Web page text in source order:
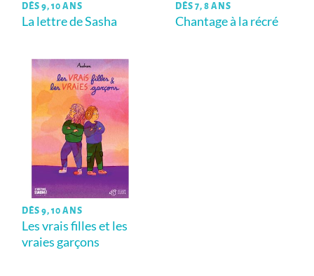
DÈS 9, 10 ANS
La lettre de Sasha
DÈS 7, 8 ANS
Chantage à la récré
DÈS 9, 10 ANS
Les vrais filles et les
vraies garçons